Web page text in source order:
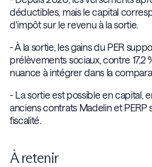
déductibles, mais le capital
d'impôt sur le revenu à la sortie.
- À la sortie, les gains du PER
prélèvements sociaux, contre 17,2
nuance à intégrer dans la
- La sortie est possible en capital,
anciens contrats Madelin et PERP
fiscalité.
À retenir